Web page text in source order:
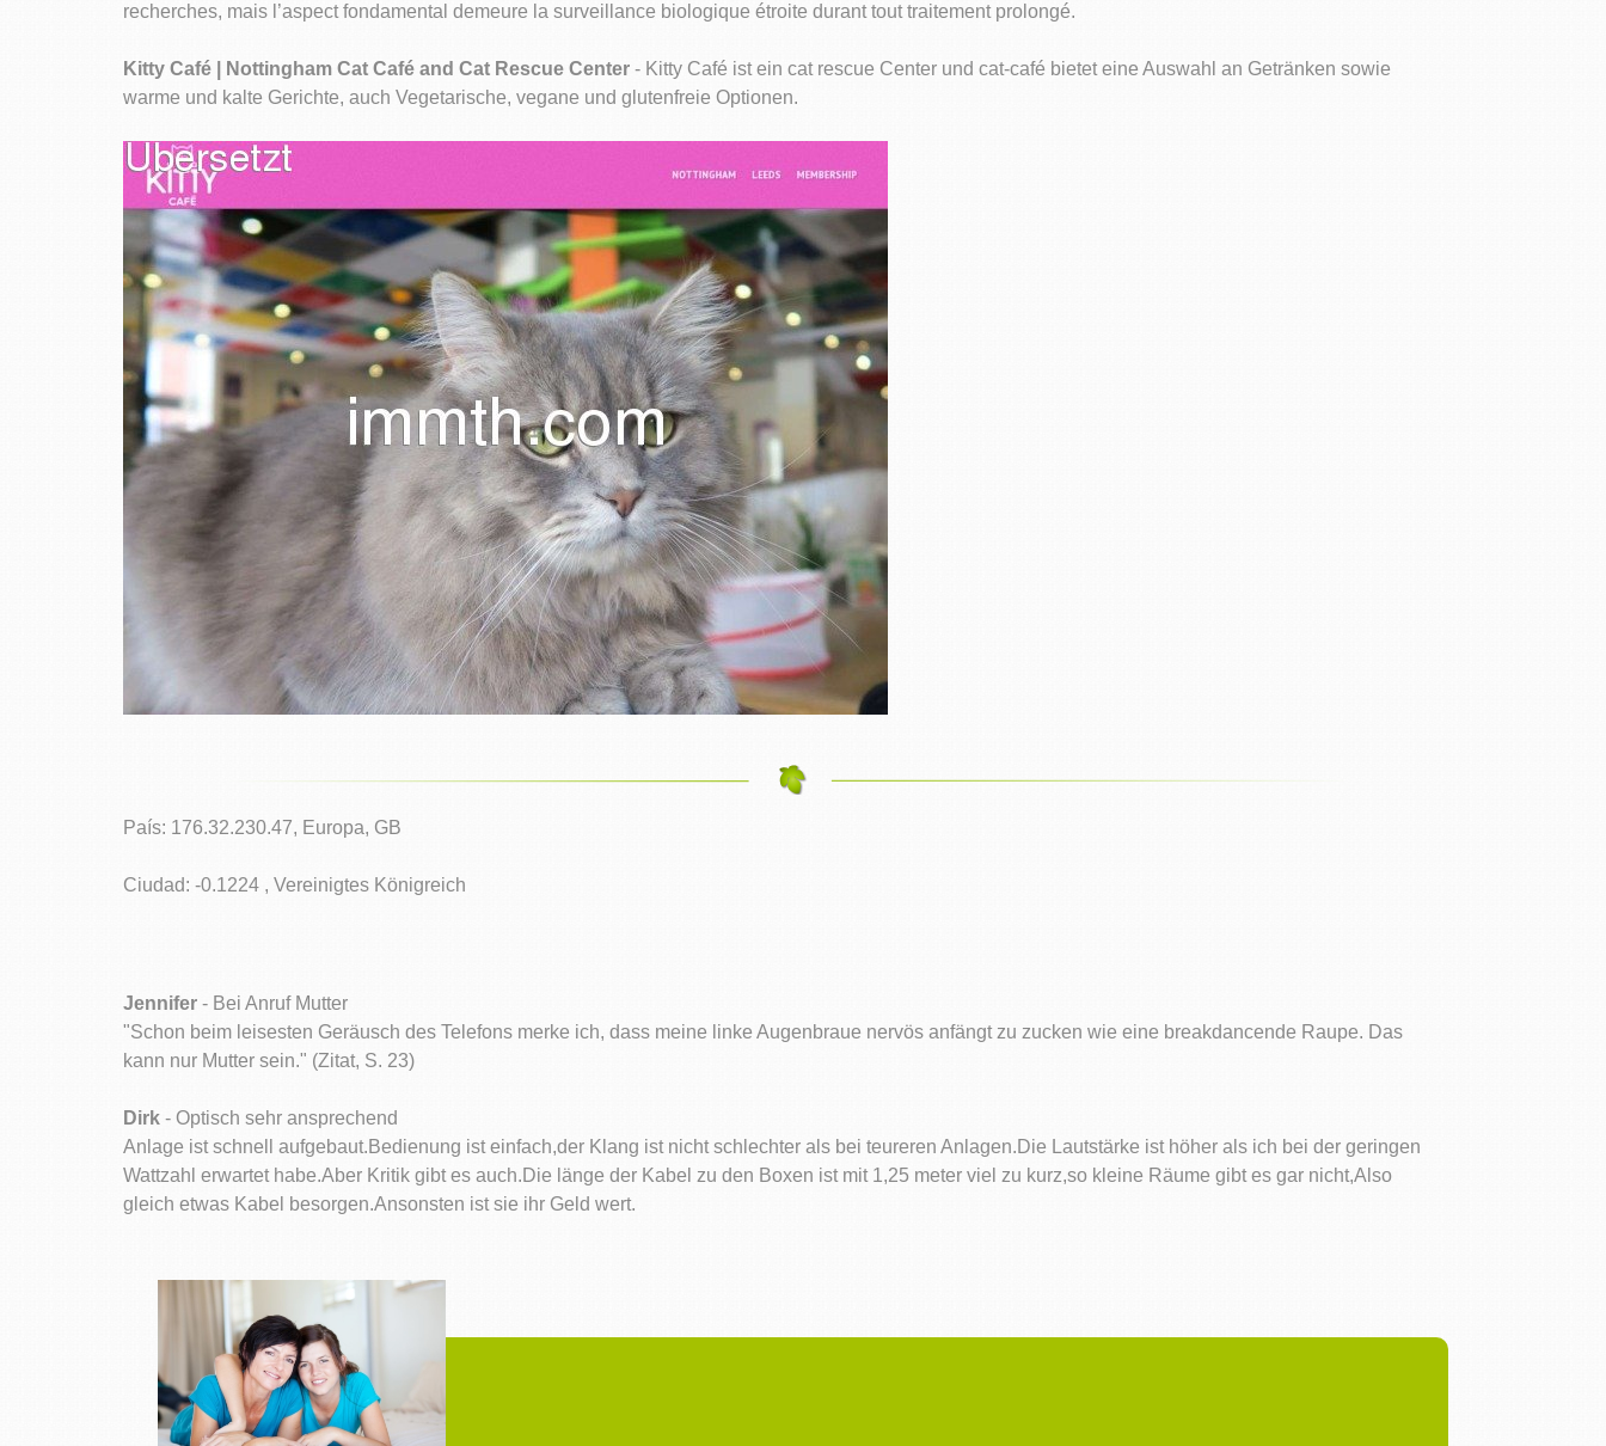
recherches, mais l’aspect fondamental demeure la surveillance biologique étroite durant tout traitement prolongé.
Kitty Café | Nottingham Cat Café and Cat Rescue Center - Kitty Café ist ein cat rescue Center und cat-café bietet eine Auswahl an Getränken sowie
warme und kalte Gerichte, auch Vegetarische, vegane und glutenfreie Optionen.
País: 176.32.230.47, Europa, GB
Ciudad: -0.1224 , Vereinigtes Königreich
Jennifer - Bei Anruf Mutter
"Schon beim leisesten Geräusch des Telefons merke ich, dass meine linke Augenbraue nervös anfängt zu zucken wie eine breakdancende Raupe. Das
kann nur Mutter sein." (Zitat, S. 23)
Dirk - Optisch sehr ansprechend
Anlage ist schnell aufgebaut.Bedienung ist einfach,der Klang ist nicht schlechter als bei teureren Anlagen.Die Lautstärke ist höher als ich bei der geringen
Wattzahl erwartet habe.Aber Kritik gibt es auch.Die länge der Kabel zu den Boxen ist mit 1,25 meter viel zu kurz,so kleine Räume gibt es gar nicht,Also
gleich etwas Kabel besorgen.Ansonsten ist sie ihr Geld wert.